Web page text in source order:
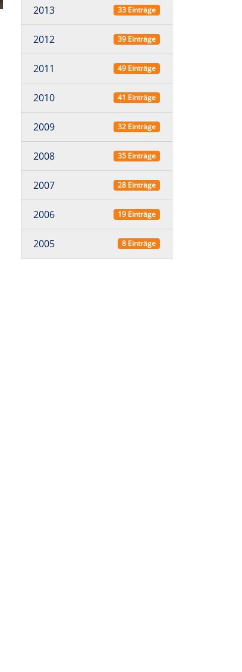
2013 33 Einträge
2012 39 Einträge
2011 49 Einträge
2010 41 Einträge
2009 32 Einträge
2008 35 Einträge
2007 28 Einträge
2006 19 Einträge
2005 8 Einträge